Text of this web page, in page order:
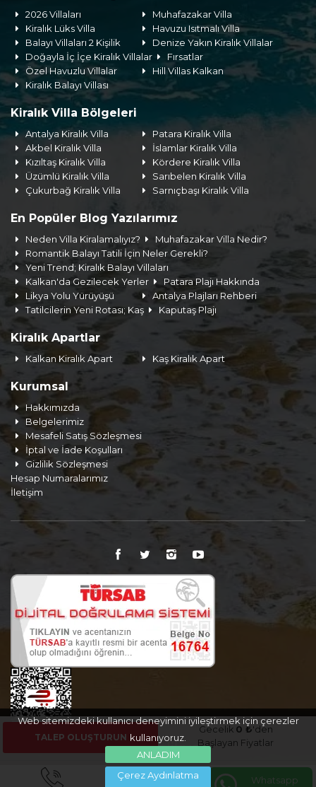
2026 Villaları
Muhafazakar Villa
Kiralık Lüks Villa
Havuzu Isıtmalı Villa
Balayı Villaları 2 Kişilik
Denize Yakın Kiralık Villalar
Doğayla İç İçe Kiralık Villalar
Fırsatlar
Özel Havuzlu Villalar
Hill Villas Kalkan
Kiralık Balayı Villası
Kiralık Villa Bölgeleri
Antalya Kiralık Villa
Patara Kiralık Villa
Akbel Kiralık Villa
İslamlar Kiralık Villa
Kızıltaş Kiralık Villa
Kördere Kiralık Villa
Üzümlü Kiralık Villa
Sarıbelen Kiralık Villa
Çukurbağ Kiralık Villa
Sarnıçbaşı Kiralık Villa
En Popüler Blog Yazılarımız
Neden Villa Kiralamalıyız?
Muhafazakar Villa Nedir?
Romantik Balayı Tatili İçin Neler Gerekli?
Yeni Trend; Kiralık Balayı Villaları
Kalkan'da Gezilecek Yerler
Patara Plajı Hakkında
Likya Yolu Yürüyüşü
Antalya Plajları Rehberi
Tatilcilerin Yeni Rotası; Kaş
Kaputaş Plajı
Kiralık Apartlar
Kalkan Kiralık Apart Kaş Kiralık Apart
Kurumsal
Hakkımızda
Belgelerimiz
Mesafeli Satış Sözleşmesi
İptal ve İade Koşulları
Gizlilik Sözleşmesi
Hesap Numaralarımız
İletişim
Web sitemizdeki kullanıcı deneyimini iyileştirmek için çerezler
kullanıyoruz.
ANLADIM
Çerez Aydınlatma
TALEP OLUŞTURUN
Gecelik 0 ₺'den
Başlayan Fiyatlar
Whatsapp